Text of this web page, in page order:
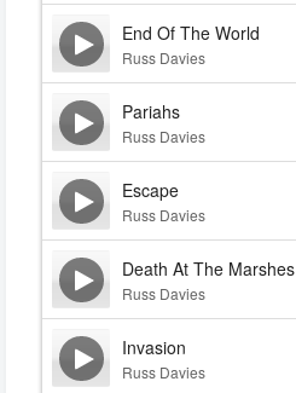
End Of The World
Russ Davies
Pariahs
Russ Davies
Escape
Russ Davies
Death At The Marshes
Russ Davies
Invasion
Russ Davies